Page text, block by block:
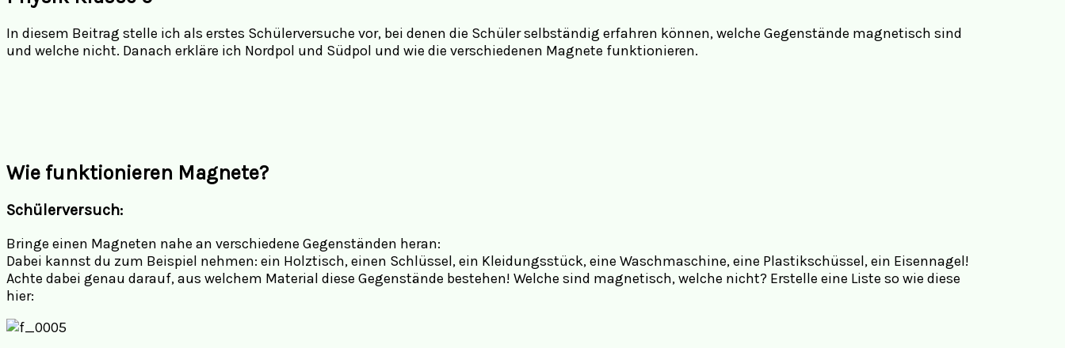
In diesem Beitrag stelle ich als erstes Schülerversuche vor, bei denen die Schüler selbständig erfahren können, welche Gegenstände magnetisch sind
und welche nicht. Danach erkläre ich Nordpol und Südpol und wie die verschiedenen Magnete funktionieren.
Wie funktionieren Magnete?
Schülerversuch:
Bringe einen Magneten nahe an verschiedene Gegenständen heran:
Dabei kannst du zum Beispiel nehmen: ein Holztisch, einen Schlüssel, ein Kleidungsstück, eine Waschmaschine, eine Plastikschüssel, ein Eisennagel!
Achte dabei genau darauf, aus welchem Material diese Gegenstände bestehen! Welche sind magnetisch, welche nicht? Erstelle eine Liste so wie diese
hier: